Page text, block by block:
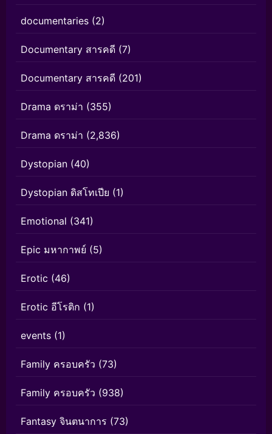
documentaries (2)
Documentary สารคดี (7)
Documentary สารคดี (201)
Drama ดราม่า (355)
Drama ดราม่า (2,836)
Dystopian (40)
Dystopian ดิสโทเปีย (1)
Emotional (341)
Epic มหากาพย์ (5)
Erotic (46)
Erotic อีโรติก (1)
events (1)
Family ครอบครัว (73)
Family ครอบครัว (938)
Fantasy จินตนาการ (73)